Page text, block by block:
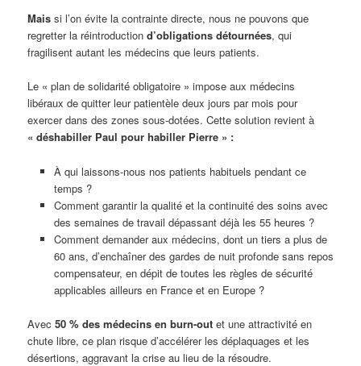
Mais si l’on évite la contrainte directe, nous ne pouvons que
regretter la réintroductiond’obligations détournées, qui
fragilisent autant les médecins que leurs patients.
Le « plan de solidarité obligatoire » impose aux médecins
libéraux de quitter leur patientèle deux jours par mois pour
exercer dans des zones sous-dotées. Cette solution revient à
« déshabiller Paul pour habiller Pierre » :
À qui laissons-nous nos patients habituels pendant ce
temps ?
Comment garantir la qualité et la continuité des soins avec
des semaines de travail dépassant déjà les 55 heures ?
Comment demander aux médecins, dont un tiers a plus de
60 ans, d’enchaîner des gardes de nuit profonde sans repos
compensateur, en dépit de toutes les règles de sécurité
applicables ailleurs en France et en Europe ?
Avec50 % des médecins en burn-out et une attractivité en
chute libre, ce plan risque d’accélérer les déplaquages et les
désertions, aggravant la crise au lieu de la résoudre.